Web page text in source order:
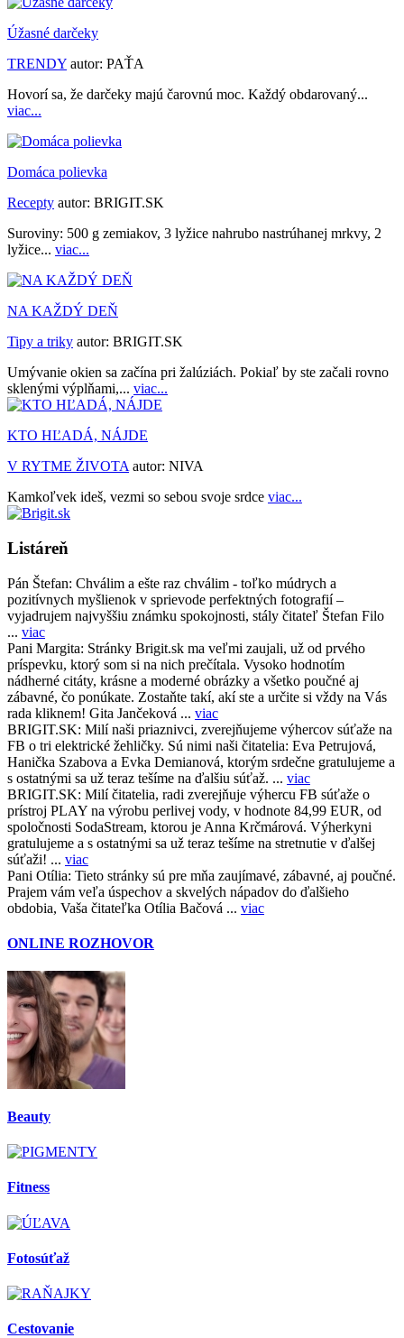
Úžasné darčeky
TRENDY autor: PAŤA
Hovorí sa, že darčeky majú čarovnú moc. Každý obdarovaný...
viac...
Domáca polievka
Recepty autor: BRIGIT.SK
Suroviny: 500 g zemiakov, 3 lyžice nahrubo nastrúhanej mrkvy, 2
lyžice... viac...
NA KAŽDÝ DEŇ
Tipy a triky autor: BRIGIT.SK
Umývanie okien sa začína pri žalúziách. Pokiaľ by ste začali rovno
sklenými výplňami,... viac...
KTO HĽADÁ, NÁJDE
V RYTME ŽIVOTA autor: NIVA
Kamkoľvek ideš, vezmi so sebou svoje srdce viac...
Listáreň
Pán Štefan: Chválim a ešte raz chválim - toľko múdrych a
pozitívnych myšlienok v sprievode perfektných fotografií –
vyjadrujem najvyššiu známku spokojnosti, stály čitateľ Štefan Filo
... viac
Pani Margita: Stránky Brigit.sk ma veľmi zaujali, už od prvého
príspevku, ktorý som si na nich prečítala. Vysoko hodnotím
nádherné citáty, krásne a moderné obrázky a všetko poučné aj
zábavné, čo ponúkate. Zostaňte takí, akí ste a určite si vždy na Vás
rada kliknem! Gita Jančeková ... viac
BRIGIT.SK: Milí naši priaznivci, zverejňujeme výhercov súťaže na
FB o tri elektrické žehličky. Sú nimi naši čitatelia: Eva Petrujová,
Hanička Szabova a Evka Demianová, ktorým srdečne gratulujeme a
s ostatnými sa už teraz tešíme na ďalšiu súťaž. ... viac
BRIGIT.SK: Milí čitatelia, radi zverejňuje výhercu FB súťaže o
prístroj PLAY na výrobu perlivej vody, v hodnote 84,99 EUR, od
spoločnosti SodaStream, ktorou je Anna Krčmárová. Výherkyni
gratulujeme a s ostatnými sa už teraz tešíme na stretnutie v ďalšej
súťaži! ... viac
Pani Otília: Tieto stránky sú pre mňa zaujímavé, zábavné, aj poučné.
Prajem vám veľa úspechov a skvelých nápadov do ďalšieho
obdobia, Vaša čitateľka Otília Bačová ... viac
ONLINE ROZHOVOR
Beauty
Fitness
Fotosúťaž
Cestovanie